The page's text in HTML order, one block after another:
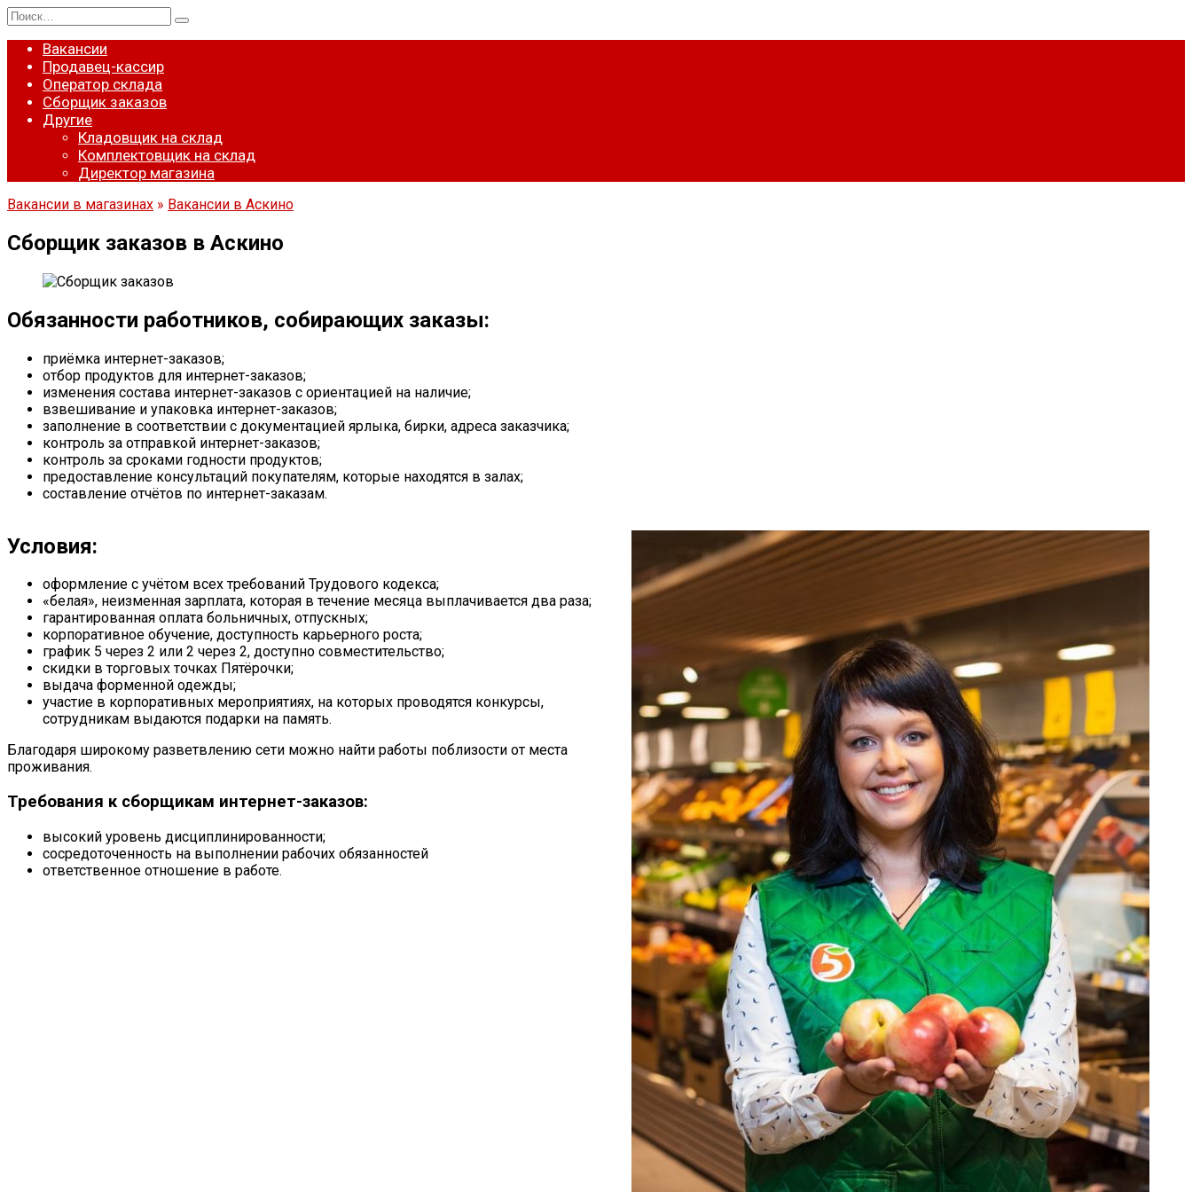
Перейти
к
содержанию
Search
for:
Вакансии
Продавец-кассир
Оператор склада
Сборщик заказов
Другие
Кладовщик на склад
Комплектовщик на склад
Директор магазина
Вакансии в магазинах » Вакансии в Аскино
Сборщик заказов в Аскино
Обязанности работников, собирающих заказы:
приёмка интернет-заказов;
отбор продуктов для интернет-заказов;
изменения состава интернет-заказов с ориентацией на наличие;
взвешивание и упаковка интернет-заказов;
заполнение в соответствии с документацией ярлыка, бирки, адреса заказчика;
контроль за отправкой интернет-заказов;
контроль за сроками годности продуктов;
предоставление консультаций покупателям, которые находятся в залах;
составление отчётов по интернет-заказам.
Условия:
оформление с учётом всех требований Трудового кодекса;
«белая», неизменная зарплата, которая в течение месяца выплачивается два раза;
гарантированная оплата больничных, отпускных;
корпоративное обучение, доступность карьерного роста;
график 5 через 2 или 2 через 2, доступно совместительство;
скидки в торговых точках Пятёрочки;
выдача форменной одежды;
участие в корпоративных мероприятиях, на которых проводятся конкурсы,
сотрудникам выдаются подарки на память.
Благодаря широкому разветвлению сети можно найти работы поблизости от места
проживания.
Требования к сборщикам интернет-заказов:
высокий уровень дисциплинированности;
сосредоточенность на выполнении рабочих обязанностей
ответственное отношение в работе.